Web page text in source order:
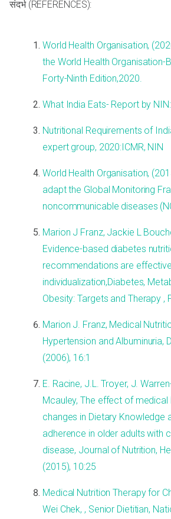
संदर्भ (REFERENCES):
World Health Organisation,
the World Health Organisation-
Forty-Ninth Edition,2020.
What India Eats- Report by
Nutritional Requirements of
expert group, 2020:ICMR, NIN
World Health Organisation,
adapt the Global Monitoring
noncommunicable diseases
Marion J Franz, Jackie L
Evidence-based diabetes
recommendations are
individualization,Diabetes,
Obesity: Targets and Therapy ,
Marion J. Franz, Medical
Hypertension and Albuminuria,
(2006), 16:1
E. Racine, J.L. Troyer, J.
Mcauley, The effect of medical
changes in Dietary Knowledge
adherence in older adults with
disease, Journal of Nutrition,
(2015), 10:25
Medical Nutrition Therapy for
Wei Chek, , Senior Dietitian,